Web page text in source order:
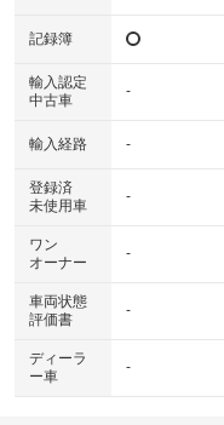
記録簿
輸入認定
中古車
-
輸入経路 -
登録済
未使用車
-
ワン
オーナー
-
車両状態
評価書
-
ディーラ
ー車
-